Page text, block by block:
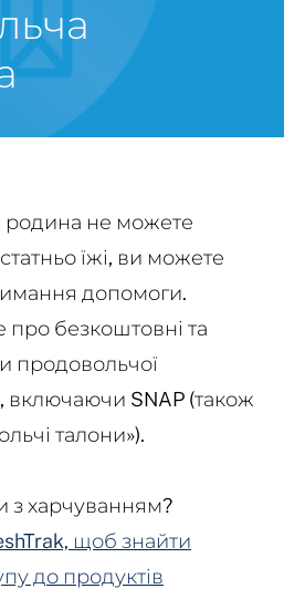
не можете
їжі, ви можете
допомоги.
про безкоштовні та
продовольчої
включаючи SNAP (також
талони»).
з харчуванням?
щоб знайти
до продуктів